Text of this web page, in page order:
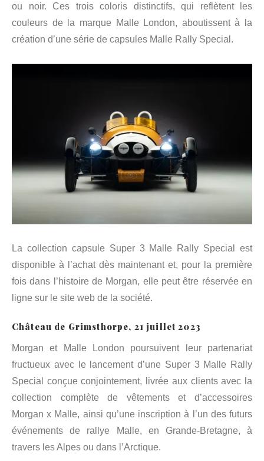
ou noir. Ces trois coloris distinctifs, qui reflètent les
couleurs de la marque Malle London, aboutissent à la
création d’une série de capsules Malle Rally Special.
La collection capsule Super 3 Malle Rally Special est
disponible à l’achat dès maintenant et, pour la première
fois dans l’histoire de Morgan, elle peut être réservée en
ligne sur le site web de la société.
Château de Grimsthorpe, 21 juillet 2023
Morgan et Malle London poursuivent leur partenariat
fructueux avec le lancement d’une Super 3 Malle Rally
Special conçue conjointement, livrée aux clients avec la
collection complète de vêtements et d’accessoires
Morgan x Malle, ainsi qu’une inscription à l’un des futurs
événements de rallye Malle, en Grande-Bretagne, à
travers les Alpes ou dans l’Arctique.